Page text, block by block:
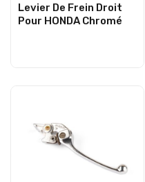
Levier De Frein Droit
Pour HONDA Chromé